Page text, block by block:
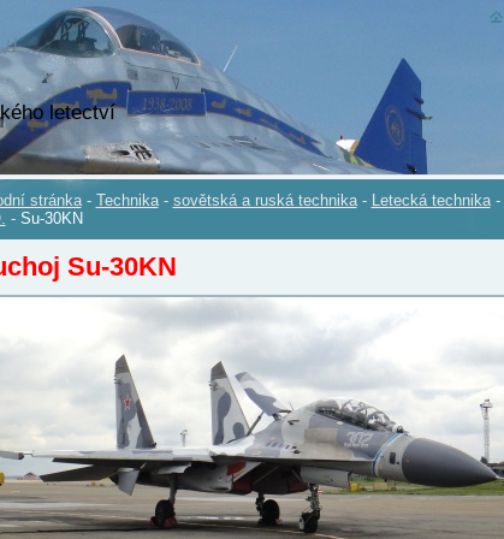
letectví
stránka - Technika - sovětská a ruská technika - Letecká technika -
- Su-30KN
Su-30KN